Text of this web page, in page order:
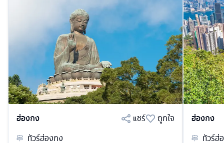
ฮ่องกง แชร์
ถูกใจ
ทัวร์ฮ่องกง
ฮ่องกง
ทัวร์ฮ่